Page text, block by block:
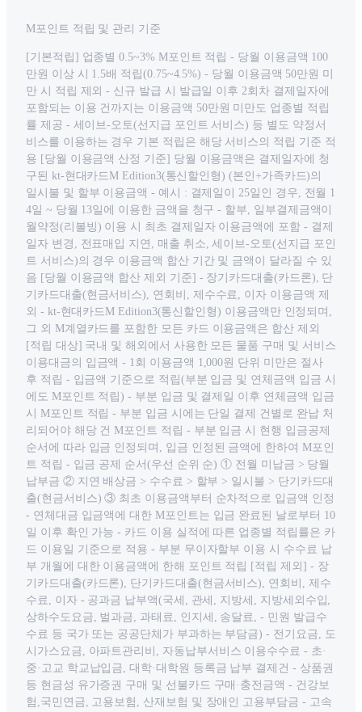
M포인트 적립 및 관리 기준
[기본적립] 업종별 0.5~3% M포인트 적립 - 당월 이용금액 100
만원 이상 시 1.5배 적립(0.75~4.5%) - 당월 이용금액 50만원 미
만 시 적립 제외 - 신규 발급 시 발급일 이후 2회차 결제일자에
포함되는 이용 건까지는 이용금액 50만원 미만도 업종별 적립
률 제공 - 세이브-오토(선지급 포인트 서비스) 등 별도 약정서
비스를 이용하는 경우 기본 적립은 해당 서비스의 적립 기준 적
용 [당월 이용금액 산정 기준] 당월 이용금액은 결제일자에 청
구된 kt-현대카드M Edition3(통신할인형) (본인+가족카드)의
일시불 및 할부 이용금액 - 예시 : 결제일이 25일인 경우, 전월 1
4일 ~ 당월 13일에 이용한 금액을 청구 - 할부, 일부결제금액이
월약정(리볼빙) 이용 시 최초 결제일자 이용금액에 포함 - 결제
일자 변경, 전표매입 지연, 매출 취소, 세이브-오토(선지급 포인
트 서비스)의 경우 이용금액 합산 기간 및 금액이 달라질 수 있
음 [당월 이용금액 합산 제외 기준] - 장기카드대출(카드론), 단
기카드대출(현금서비스), 연회비, 제수수료, 이자 이용금액 제
외 - kt-현대카드M Edition3(통신할인형) 이용금액만 인정되며,
그 외 M계열카드를 포함한 모든 카드 이용금액은 합산 제외
[적립 대상] 국내 및 해외에서 사용한 모든 물품 구매 및 서비스
이용대금의 입금액 - 1회 이용금액 1,000원 단위 미만은 절사
후 적립 - 입금액 기준으로 적립(부분 입금 및 연체금액 입금 시
에도 M포인트 적립) - 부분 입금 및 결제일 이후 연체금액 입금
시 M포인트 적립 - 부분 입금 시에는 단일 결제 건별로 완납 처
리되어야 해당 건 M포인트 적립 - 부분 입금 시 현행 입금공제
순서에 따라 입금 인정되며, 입금 인정된 금액에 한하여 M포인
트 적립 - 입금 공제 순서(우선 순위 순) ① 전월 미납금 > 당월
납부금 ② 지연 배상금 > 수수료 > 할부 > 일시불 > 단기카드대
출(현금서비스) ③ 최초 이용금액부터 순차적으로 입금액 인정
- 연체대금 입금액에 대한 M포인트는 입금 완료된 날로부터 10
일 이후 확인 가능 - 카드 이용 실적에 따른 업종별 적립률은 카
드 이용일 기준으로 적용 - 부분 무이자할부 이용 시 수수료 납
부 개월에 대한 이용금액에 한해 포인트 적립 [적립 제외] - 장
기카드대출(카드론), 단기카드대출(현금서비스), 연회비, 제수
수료, 이자 - 공과금 납부액(국세, 관세, 지방세, 지방세외수입,
상하수도요금, 벌과금, 과태료, 인지세, 송달료, - 민원 발급수
수료 등 국가 또는 공공단체가 부과하는 부담금) - 전기요금, 도
시가스요금, 아파트관리비, 자동납부서비스 이용수수료 - 초·
중·고교 학교납입금, 대학·대학원 등록금 납부 결제건 - 상품권
등 현금성 유가증권 구매 및 선불카드 구매·충전금액 - 건강보
험,국민연금, 고용보험, 산재보험 및 장애인 고용부담금 - 고속